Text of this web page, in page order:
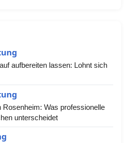
aufbereiten lassen: Lohnt sich
Rosenheim: Was professionelle
unterscheidet